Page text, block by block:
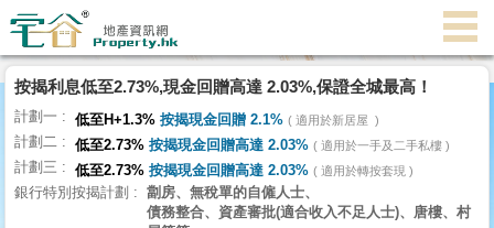
理
主
頁
搵
樓/
按揭利息低至2.73%,現金回贈高達 2.03%,保證全城最高！
計劃一 低至H+1.3% 按揭現金回贈 2.1% 適用於新居屋
計劃二 低至2.73% 按揭現金回贈高達 2.03% 適用於一手及二手私樓
計劃三 低至2.73% 按揭現金回贈高達 2.03% 適用於轉按套現
銀行特別按揭計劃
劏房、無稅單的自僱人士、
債務整合、資產審批(適合收入不足人士)、唐樓、村